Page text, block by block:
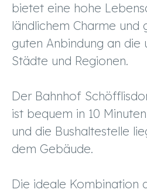
bietet eine hohe
ländlichem Charme und
guten Anbindung an die
Städte und Regionen.
Der Bahnhof
ist bequem in 10
und die Bushaltestelle
dem Gebäude.
Die ideale Kombination